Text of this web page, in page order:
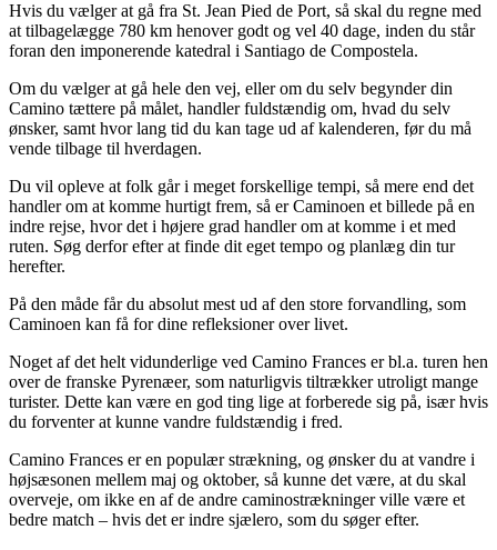
Hvis du vælger at gå fra St. Jean Pied de Port, så skal du regne med
at tilbagelægge 780 km henover godt og vel 40 dage, inden du står
foran den imponerende katedral i Santiago de Compostela.
Om du vælger at gå hele den vej, eller om du selv begynder din
Camino tættere på målet, handler fuldstændig om, hvad du selv
ønsker, samt hvor lang tid du kan tage ud af kalenderen, før du må
vende tilbage til hverdagen.
Du vil opleve at folk går i meget forskellige tempi, så mere end det
handler om at komme hurtigt frem, så er Caminoen et billede på en
indre rejse, hvor det i højere grad handler om at komme i et med
ruten. Søg derfor efter at finde dit eget tempo og planlæg din tur
herefter.
På den måde får du absolut mest ud af den store forvandling, som
Caminoen kan få for dine refleksioner over livet.
Noget af det helt vidunderlige ved Camino Frances er bl.a. turen hen
over de franske Pyrenæer, som naturligvis tiltrækker utroligt mange
turister. Dette kan være en god ting lige at forberede sig på, især hvis
du forventer at kunne vandre fuldstændig i fred.
Camino Frances er en populær strækning, og ønsker du at vandre i
højsæsonen mellem maj og oktober, så kunne det være, at du skal
overveje, om ikke en af de andre caminostrækninger ville være et
bedre match – hvis det er indre sjælero, som du søger efter.